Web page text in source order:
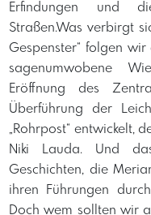
Erfindungen und
Straßen.Was verbirgt
Gespenster“ folgen
sagenumwobene
Eröffnung des
Überführung der
„Rohrpost“ entwickelt,
Niki Lauda. Und
Geschichten, die
ihren Führungen
Doch wem sollten wir